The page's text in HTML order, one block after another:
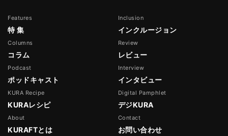
Features
特 集
Inclusion
インクルージョン
Columns
コラム
Review
レビュー
Podcast
ポッドキャスト
Interview
インタビュー
KURA Recipe
KURAレシピ
Digital Pamphlet
デジKURA
About
KURAFTとは
Contact
お問い合わせ